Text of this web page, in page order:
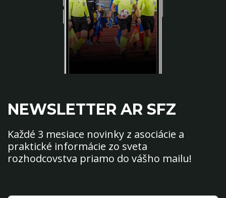
NEWSLETTER AR SFZ
Každé 3 mesiace novinky z asociácie a
praktické informácie zo sveta
rozhodcovstva priamo do vášho mailu!